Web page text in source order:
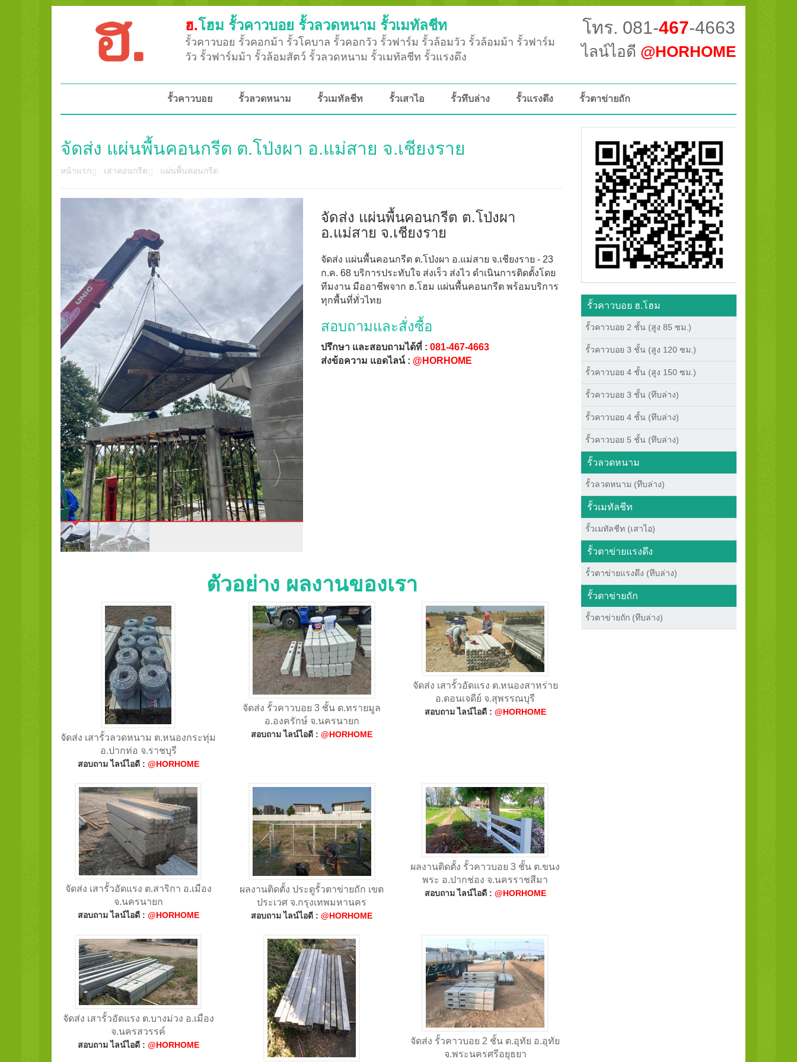
ฮ.โฮม รั้วคาวบอย รั้วลวดหนาม รั้วเมทัลชีท
รั้วคาวบอย รั้วคอกม้า รั้วโคบาล รั้วคอกวัว รั้วฟาร์ม รั้วล้อมวัว รั้วล้อมม้า รั้วฟาร์ม
วัว รั้วฟาร์มม้า รั้วล้อมสัตว์ รั้วลวดหนาม รั้วเมทัลชีท รั้วแรงดึง
โทร. 081-467-4663
ไลน์ไอดี @HORHOME
รั้วคาวบอย รั้วลวดหนาม รั้วเมทัลชีท รั้วเสาไอ รั้วทึบล่าง รั้วแรงดึง รั้วตาข่ายถัก
จัดส่ง แผ่นพื้นคอนกรีต ต.โป่งผา อ.แม่สาย จ.เชียงราย
หน้าแรก เสาคอนกรีต แผ่นพื้นคอนกรีต
จัดส่ง แผ่นพื้นคอนกรีต ต.โป่งผา
อ.แม่สาย จ.เชียงราย
จัดส่ง แผ่นพื้นคอนกรีต ต.โป่งผา อ.แม่สาย จ.เชียงราย - 23
ก.ค. 68 บริการประทับใจ ส่งเร็ว ส่งไว ดำเนินการติดตั้งโดย
ทีมงาน มืออาชีพจาก ฮ.โฮม แผ่นพื้นคอนกรีต พร้อมบริการ
ทุกพื้นที่ทั่วไทย
สอบถามและสั่งซื้อ
ปรึกษา และสอบถามได้ที่ : 081-467-4663
ส่งข้อความ แอดไลน์ : @HORHOME
ตัวอย่าง ผลงานของเรา
จัดส่ง เสารั้วลวดหนาม ต.หนองกระทุ่ม
อ.ปากท่อ จ.ราชบุรี
สอบถาม ไลน์ไอดี : @HORHOME
จัดส่ง รั้วคาวบอย 3 ชั้น ต.ทรายมูล
อ.องครักษ์ จ.นครนายก
สอบถาม ไลน์ไอดี :@HORHOME
จัดส่ง เสารั้วอัดแรง ต.หนองสาหร่าย
อ.ดอนเจดีย์ จ.สุพรรณบุรี
สอบถาม ไลน์ไอดี : @HORHOME
จัดส่ง เสารั้วอัดแรง ต.สาริกา อ.เมือง
จ.นครนายก
สอบถาม ไลน์ไอดี : @HORHOME
ผลงานติดตั้ง ประตูรั้วตาข่ายถัก เขต
ประเวศ จ.กรุงเทพมหานคร
สอบถาม ไลน์ไอดี :@HORHOME
ผลงานติดตั้ง รั้วคาวบอย 3 ชั้น ต.ขนง
พระ อ.ปากช่อง จ.นครราชสีมา
สอบถาม ไลน์ไอดี : @HORHOME
จัดส่ง เสารั้วอัดแรง ต.บางม่วง อ.เมือง
จ.นครสวรรค์
สอบถาม ไลน์ไอดี : @HORHOME
จัดส่ง รั้วคาวบอย 2 ชั้น ต.อุทัย อ.อุทัย
จ.พระนครศรีอยุธยา
รั้วคาวบอย ฮ.โฮม
รั้วคาวบอย 2 ชั้น (สูง 85 ซม.)
รั้วคาวบอย 3 ชั้น (สูง 120 ซม.)
รั้วคาวบอย 4 ชั้น (สูง 150 ซม.)
รั้วคาวบอย 3 ชั้น (ทึบล่าง)
รั้วคาวบอย 4 ชั้น (ทึบล่าง)
รั้วคาวบอย 5 ชั้น (ทึบล่าง)
รั้วลวดหนาม
รั้วลวดหนาม (ทึบล่าง)
รั้วเมทัลชีท
รั้วเมทัลชีท (เสาไอ)
รั้วตาข่ายแรงดึง
รั้วตาข่ายแรงดึง (ทึบล่าง)
รั้วตาข่ายถัก
รั้วตาข่ายถัก (ทึบล่าง)